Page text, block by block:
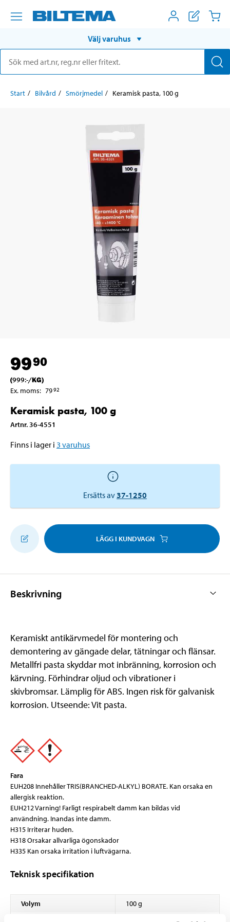
Välj varuhus
Start Bilvård Smörjmedel Keramisk pasta, 100 g
9990
(999:-/KG)
Ex. moms: 7992
Keramisk pasta, 100 g
Artnr. 36-4551
Finns i lager i 3 varuhus
Ersätts av37-1250
LÄGG I KUNDVAGN
Beskrivning
Keramiskt antikärvmedel för montering och
demontering av gängade delar, tätningar och flänsar.
Metallfri pasta skyddar mot inbränning, korrosion och
kärvning. Förhindrar oljud och vibrationer i
skivbromsar. Lämplig för ABS. Ingen risk för galvanisk
korrosion. Utseende: Vit pasta.
Fara
EUH208 Innehåller TRIS(BRANCHED-ALKYL) BORATE. Kan orsaka en
allergisk reaktion.
EUH212 Varning! Farligt respirabelt damm kan bildas vid
användning. Inandas inte damm.
H315 Irriterar huden.
H318 Orsakar allvarliga ögonskador
H335 Kan orsaka irritation i luftvägarna.
Teknisk specifikation
Volym
100 g